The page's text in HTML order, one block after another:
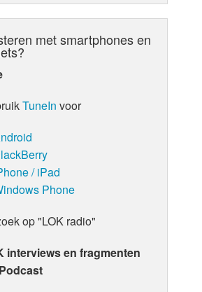
met smartphones en
TuneIn voor
/ iPad
Phone
op "LOK radio"
interviews en fragmenten